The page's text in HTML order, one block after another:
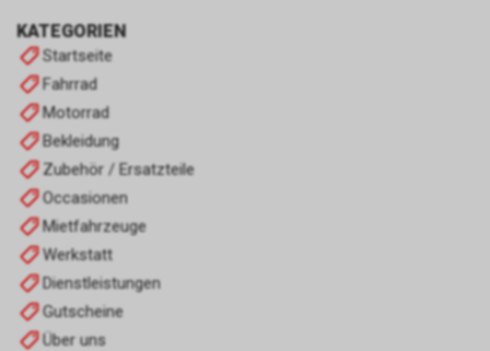
KATEGORIEN
Startseite
Fahrrad
Motorrad
Bekleidung
Zubehör / Ersatzteile
Occasionen
Mietfahrzeuge
Werkstatt
Dienstleistungen
Gutscheine
Über uns